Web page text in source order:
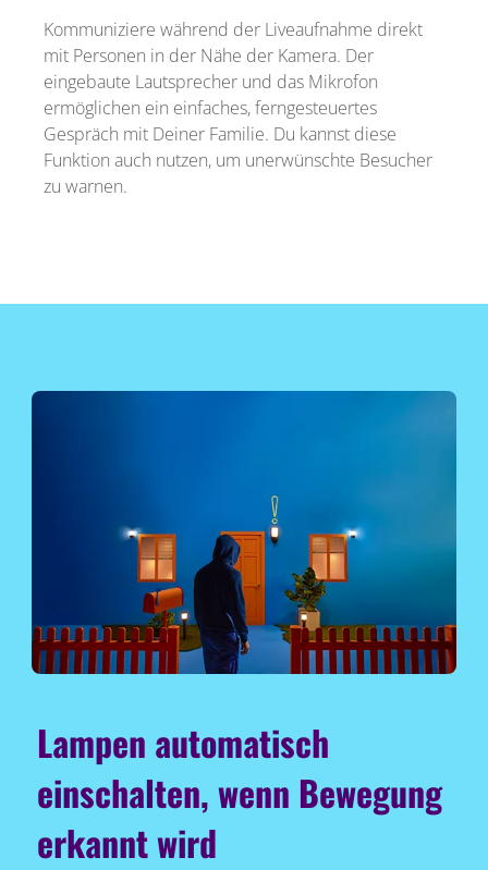
Kommuniziere während der Liveaufnahme direkt
mit Personen in der Nähe der Kamera. Der
eingebaute Lautsprecher und das Mikrofon
ermöglichen ein einfaches, ferngesteuertes
Gespräch mit Deiner Familie. Du kannst diese
Funktion auch nutzen, um unerwünschte Besucher
zu warnen.
Lampen automatisch
einschalten, wenn Bewegung
erkannt wird